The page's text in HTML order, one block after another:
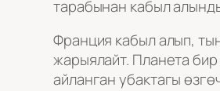
тарабынан кабыл
Франция кабыл алып,
жарыялайт. Планета
айланган убактагы